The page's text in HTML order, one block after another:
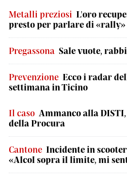
Metalli preziosi L'oro
presto per parlare di «rally»
Pregassona Sale vuote,
Prevenzione Ecco i radar
settimana in Ticino
Il caso Ammanco alla
della Procura
Cantone Incidente in
«Alcol sopra il limite, mi